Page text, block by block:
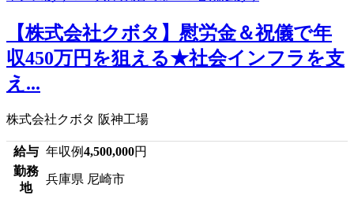
【株式会社クボタ】慰労金＆祝儀で年
収450万円を狙える★社会インフラを支
え...
株式会社クボタ 阪神工場
給与 年収例4,500,000円
勤務
地
兵庫県 尼崎市